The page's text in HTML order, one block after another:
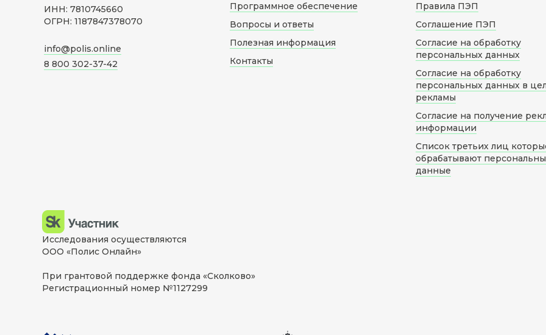
ИНН: 7810745660
ОГРН: 1187847378070
info@polis.online
8 800 302-37-42
Программное обеспечение
Вопросы и ответы
Полезная информация
Контакты
Правила ПЭП
Соглашение ПЭП
Согласие на обработку
персональных данных
Согласие на обработку
персональных данных в
рекламы
Согласие на получение
информации
Список третьих лиц
обрабатывают
данные
Исследования осуществляются
ООО «Полис Онлайн»
При грантовой поддержке фонда «Сколково»
Регистрационный номер №1127299